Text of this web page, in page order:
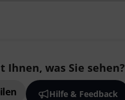
Ihnen, was Sie sehen?
Hilfe & Feedback